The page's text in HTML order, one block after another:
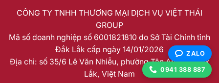
CÔNG TY TNHH THƯƠNG MẠI DỊCH VỤ VIỆT THÁI
GROUP
Mã số doanh nghiệp số 6001821810 do Sở Tài Chính tỉnh
Đắk Lắk cấp ngày 14/01/2026
Địa chỉ: số 35/6 Lê Văn Nhiễu, phường Tân An, tỉnh Đắk
Lắk, Việt Nam
ZALO
0941 388 887